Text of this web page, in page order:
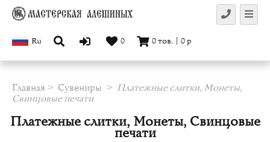
Ru 0 0тов. 0р
Главная Сувениры
Платежные слитки, Монеты,
Свинцовые печати
Платежные слитки, Монеты, Свинцовые
печати